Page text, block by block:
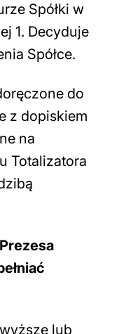
Spółki w
1. Decyduje
Spółce.
do
z dopiskiem
na
Totalizatora
lub